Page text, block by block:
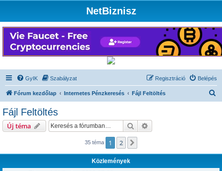
NetBiznisz
GyIK Szabályzat Belépés
Regisztráció
Fórum kezdőlap Internetes Pénzkeresés Fájl Feltöltés
Fájl Feltöltés
Új téma Keresés
35 téma 1 2
Közlemények